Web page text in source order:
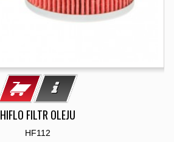
HIFLO FILTR OLEJU
HF112